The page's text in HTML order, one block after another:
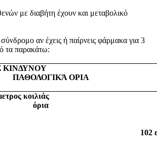
με διαβήτη έχουν και μεταβολικό
αν έχεις ή παίρνεις φάρμακα για 3
τα παρακάτω:
ΚΙΝΔΥΝΟΥ
ΟΡΙΑ
κοιλιάς